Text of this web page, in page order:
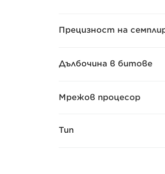
Прецизност на
Дълбочина в битове
Мрежов процесор
Тип